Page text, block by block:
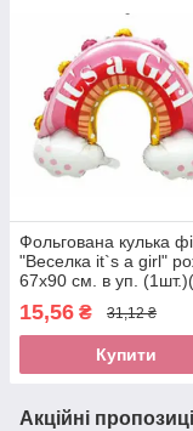
Фольгована кулька
"Веселка it`s a girl"
67х90 см. в уп.
повітря)
15,56 ₴ 31,12 ₴
Купити
Акційні